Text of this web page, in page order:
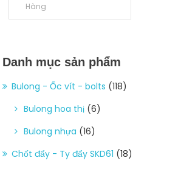
Hàng
Danh mục sản phẩm
Bulong - Ốc vít - bolts (118)
Bulong hoa thị (6)
Bulong nhựa (16)
Chốt đẩy - Ty đẩy SKD61 (18)